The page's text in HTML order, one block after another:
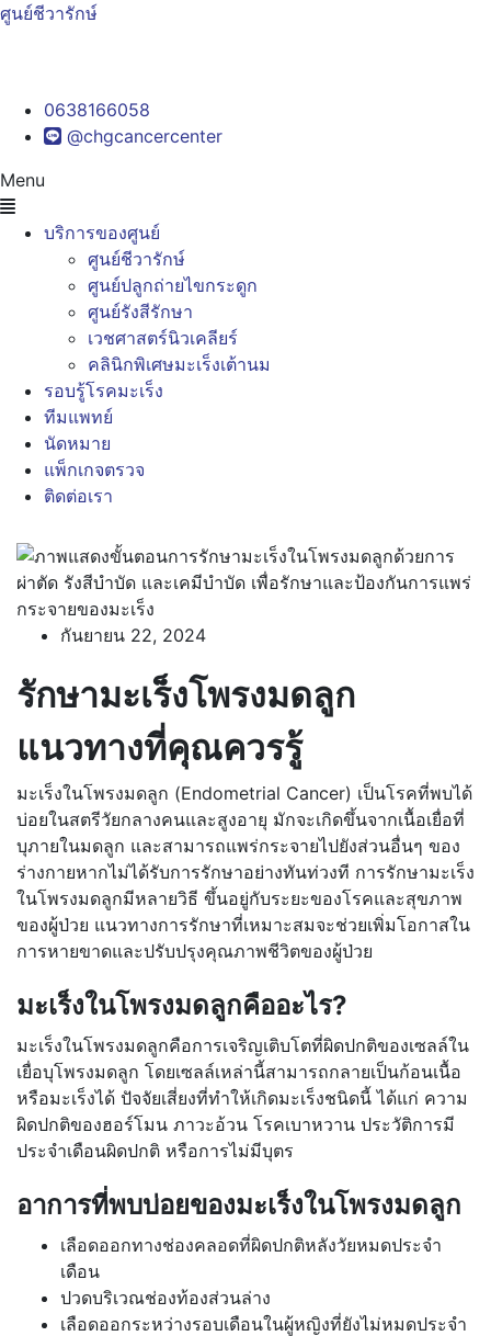
ศูนย์ชีวารักษ์
0638166058
@chgcancercenter
Menu
บริการของศูนย์
ศูนย์ชีวารักษ์
ศูนย์ปลูกถ่ายไขกระดูก
ศูนย์รังสีรักษา
เวชศาสตร์นิวเคลียร์
คลินิกพิเศษมะเร็งเต้านม
รอบรู้โรคมะเร็ง
ทีมแพทย์
นัดหมาย
แพ็กเกจตรวจ
ติดต่อเรา
กันยายน 22, 2024
รักษามะเร็งโพรงมดลูก
แนวทางที่คุณควรรู้
มะเร็งในโพรงมดลูก (Endometrial Cancer) เป็นโรคที่พบได้
บ่อยในสตรีวัยกลางคนและสูงอายุ มักจะเกิดขึ้นจากเนื้อเยื่อที่
บุภายในมดลูก และสามารถแพร่กระจายไปยังส่วนอื่นๆ ของ
ร่างกายหากไม่ได้รับการรักษาอย่างทันท่วงที การรักษามะเร็ง
ในโพรงมดลูกมีหลายวิธี ขึ้นอยู่กับระยะของโรคและสุขภาพ
ของผู้ป่วย แนวทางการรักษาที่เหมาะสมจะช่วยเพิ่มโอกาสใน
การหายขาดและปรับปรุงคุณภาพชีวิตของผู้ป่วย
มะเร็งในโพรงมดลูกคืออะไร?
มะเร็งในโพรงมดลูกคือการเจริญเติบโตที่ผิดปกติของเซลล์ใน
เยื่อบุโพรงมดลูก โดยเซลล์เหล่านี้สามารถกลายเป็นก้อนเนื้อ
หรือมะเร็งได้ ปัจจัยเสี่ยงที่ทำให้เกิดมะเร็งชนิดนี้ ได้แก่ ความ
ผิดปกติของฮอร์โมน ภาวะอ้วน โรคเบาหวาน ประวัติการมี
ประจำเดือนผิดปกติ หรือการไม่มีบุตร
อาการที่พบบ่อยของมะเร็งในโพรงมดลูก
เลือดออกทางช่องคลอดที่ผิดปกติหลังวัยหมดประจำ
เดือน
ปวดบริเวณช่องท้องส่วนล่าง
เลือดออกระหว่างรอบเดือนในผู้หญิงที่ยังไม่หมดประจำ